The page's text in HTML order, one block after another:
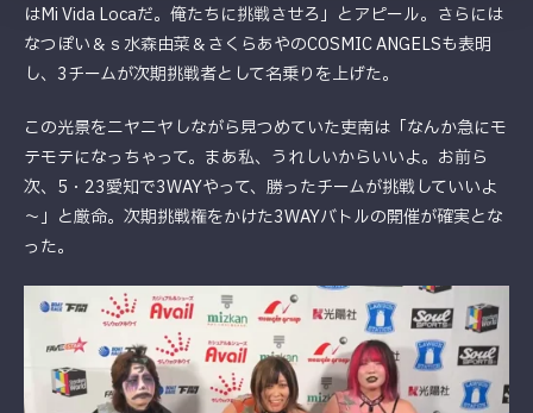
はMi Vida Locaだ。俺たちに挑戦させろ」とアピール。さらには
なつぽい＆ｓ水森由菜＆さくらあやのCOSMIC ANGELSも表明
し、3チームが次期挑戦者として名乗りを上げた。
この光景をニヤニヤしながら見つめていた吏南は「なんか急にモ
テモテになっちゃって。まあ私、うれしいからいいよ。お前ら
次、5・23愛知で3WAYやって、勝ったチームが挑戦していいよ
～」と厳命。次期挑戦権をかけた3WAYバトルの開催が確実とな
った。